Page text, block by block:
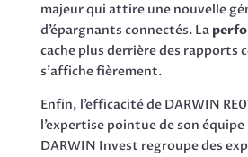
majeur qui attire une nouvelle
d’épargnants connectés. La
cache plus derrière des rapports
s’affiche fièrement.
Enfin, l’efficacité de DARWIN
l’expertise pointue de son
DARWIN Invest regroupe des